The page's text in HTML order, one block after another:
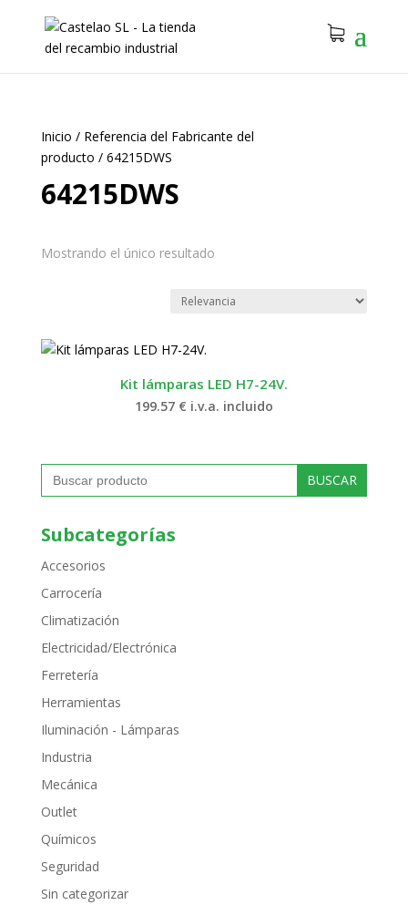
Inicio / Referencia del Fabricante del
producto / 64215DWS
64215DWS
Mostrando el único resultado
Kit lámparas LED H7-24V.
199.57 € i.v.a. incluido
Buscar:
Subcategorías
Accesorios
Carrocería
Climatización
Electricidad/Electrónica
Ferretería
Herramientas
Iluminación - Lámparas
Industria
Mecánica
Outlet
Químicos
Seguridad
Sin categorizar